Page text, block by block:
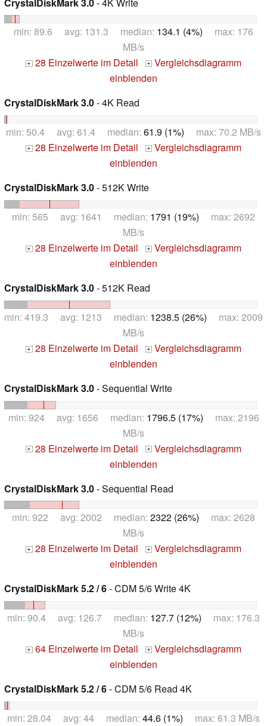
min: 89.6 avg: 131.3 median: 134.1 (4%) max: 176
MB/s
+ 28 Einzelwerte im Detail +
Vergleichsdiagramm
einblenden
CrystalDiskMark 3.0- 4K Read
min: 50.4 avg: 61.4 median: 61.9 (1%) max: 70.2 MB/s
+ 28 Einzelwerte im Detail +
Vergleichsdiagramm
einblenden
CrystalDiskMark 3.0- 512K Write
min: 565 avg: 1641 median: 1791 (19%) max: 2692
MB/s
+ 28 Einzelwerte im Detail +
Vergleichsdiagramm
einblenden
CrystalDiskMark 3.0- 512K Read
min: 419.3 avg: 1213 median: 1238.5 (26%) max: 2009
MB/s
+ 28 Einzelwerte im Detail +
Vergleichsdiagramm
einblenden
CrystalDiskMark 3.0- Sequential Write
min: 924 avg: 1656 median: 1796.5 (17%) max: 2196
MB/s
+ 28 Einzelwerte im Detail +
Vergleichsdiagramm
einblenden
CrystalDiskMark 3.0- Sequential Read
min: 922 avg: 2002 median: 2322 (26%) max: 2628
MB/s
+ 28 Einzelwerte im Detail +
Vergleichsdiagramm
einblenden
CrystalDiskMark 5.2 / 6- CDM 5/6 Write 4K
min: 90.4 avg: 126.7 median: 127.7 (12%) max: 176.3
MB/s
+ 64 Einzelwerte im Detail +
Vergleichsdiagramm
einblenden
CrystalDiskMark 5.2 / 6- CDM 5/6 Read 4K
min: 28.04 avg: 44 median: 44.6 (1%) max: 61.3 MB/s